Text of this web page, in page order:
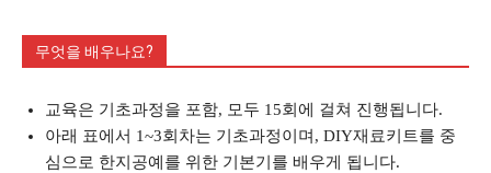
무엇을 배우나요?
교육은 기초과정을 포함, 모두 15회에 걸쳐 진행됩니다.
아래 표에서 1~3회차는 기초과정이며, DIY재료키트를 중
심으로 한지공예를 위한 기본기를 배우게 됩니다.